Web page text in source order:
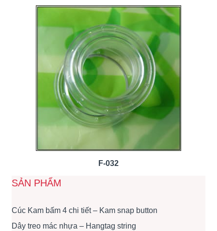
F-032
SẢN PHẨM
Cúc Kam bấm 4 chi tiết – Kam snap button
Dây treo mác nhựa – Hangtag string